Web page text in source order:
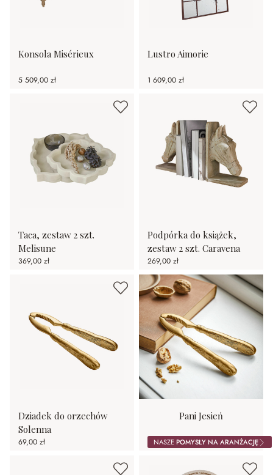
Konsola Misérieux
5 509,00 zł
Lustro Aimorie
1 609,00 zł
Taca, zestaw 2 szt.
Melisune
369,00 zł
Podpórka do książek,
zestaw 2 szt. Caravena
269,00 zł
Dziadek do orzechów
Solenna
69,00 zł NASZEPOMYSŁY NA ARANŻACJĘ
Pani Jesień